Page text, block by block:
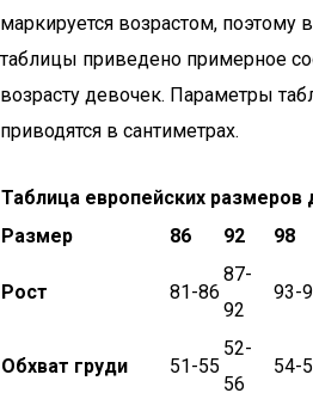
маркируется возрастом, поэтому
таблицы приведено примерное
возрасту девочек. Параметры
приводятся в сантиметрах.
Таблица европейских размеров
Размер
86 92 98
Рост 81-86
87-
92
93-
Обхват груди 51-55
52-
56
54-